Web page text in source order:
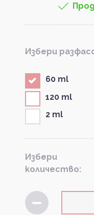
Избери
60 ml
120 ml
2 ml
Избери
количество: